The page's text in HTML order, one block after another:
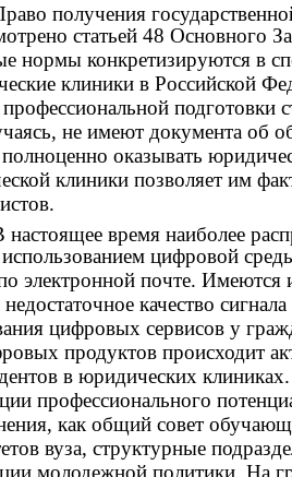
получения
статьей 48 Основного
нормы конкретизируются в
клиники в Российской
подготовки
не имеют документа об
оказывать
клиники позволяет им
настоящее время наиболее
цифровой
электронной почте.
недостаточное качество
цифровых сервисов у
продуктов происходит
в юридических
профессионального
как общий совет
вуза, структурные
молодежной политики. На